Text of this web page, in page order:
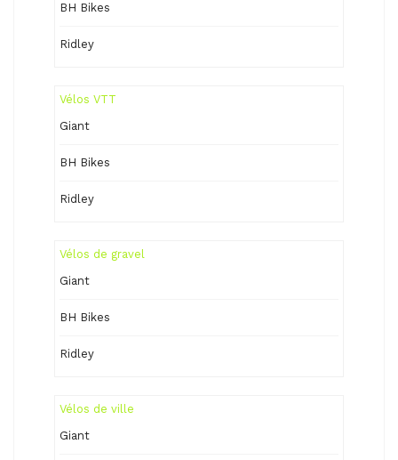
BH Bikes
Ridley
Vélos VTT
Giant
BH Bikes
Ridley
Vélos de gravel
Giant
BH Bikes
Ridley
Vélos de ville
Giant